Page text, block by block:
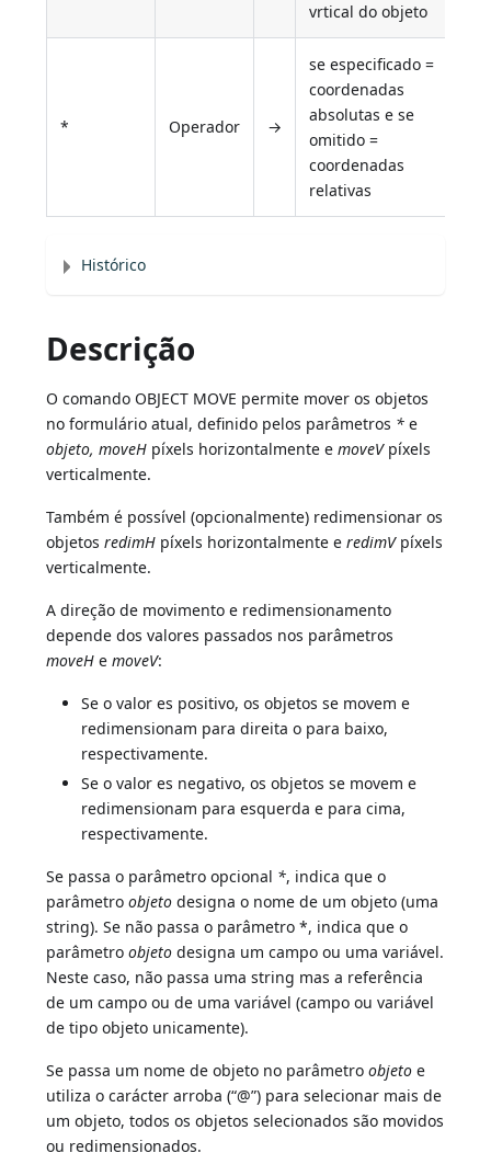
vrtical do objeto
* Operador →
se especificado =
coordenadas
absolutas e se
omitido =
coordenadas
relativas
Histórico
Descrição
O comando OBJECT MOVE permite mover os objetos
no formulário atual, definido pelos parâmetros * e
objeto, moveH píxels horizontalmente emoveVpíxels
verticalmente.
Também é possível (opcionalmente) redimensionar os
objetosredimH píxels horizontalmente eredimVpíxels
verticalmente.
A direção de movimento e redimensionamento
depende dos valores passados nos parâmetros
moveH emoveV:
Se o valor es positivo, os objetos se movem e
redimensionam para direita o para baixo,
respectivamente.
Se o valor es negativo, os objetos se movem e
redimensionam para esquerda e para cima,
respectivamente.
Se passa o parâmetro opcional *, indica que o
parâmetroobjeto designa o nome de um objeto (uma
string). Se não passa o parâmetro *, indica que o
parâmetroobjeto designa um campo ou uma variável.
Neste caso, não passa uma string mas a referência
de um campo ou de uma variável (campo ou variável
de tipo objeto unicamente).
Se passa um nome de objeto no parâmetroobjeto e
utiliza o carácter arroba (“@”) para selecionar mais de
um objeto, todos os objetos selecionados são movidos
ou redimensionados.